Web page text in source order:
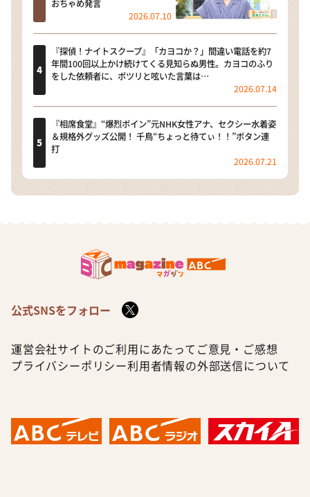
おちゃめ発言
2026.07.10
『探偵！ナイトスクープ』「カヨコか？」間違い電話を約7
年間100回以上かけ続けてくる見知らぬ男性。カヨコのふり
をした依頼者に、ポツリと呟いた言葉は…
2026.07.14
『相席食堂』“爆烈ボイン”元NHK女性アナ、セクシー水着姿
＆規格外グッズ公開！ 千鳥“ちょっと待てぃ！！”ボタン連
打
2026.07.21
公式SNSをフォロー
運営会社サイトのご利用にあたって ご意見・ご感想
プライバシーポリシー利用者情報の外部送信について